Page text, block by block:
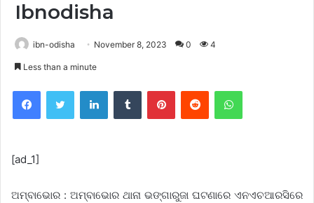
Ibnodisha
ibn-odisha November 8, 2023 0 4
Less than a minute
FacebookTwitter LinkedInTumblr PinterestReddit WhatsApp
[ad_1]
ଅମ୍ବାଭୋର : ଅମ୍ବାଭୋର ଥାନା ଭଙ୍ଗାରୁଜା ଘଟଣାରେ ଏନଏଚଆରସିରେ